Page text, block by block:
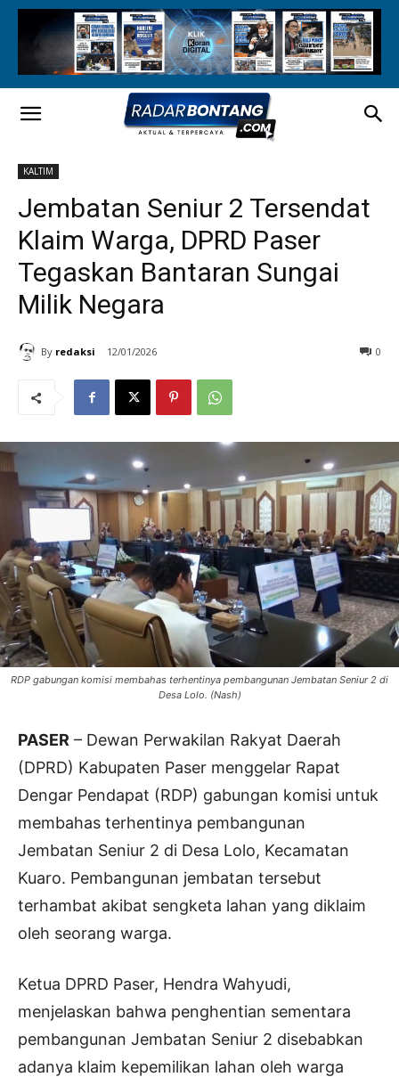
KALTIM
Jembatan Seniur 2 Tersendat
Klaim Warga, DPRD Paser
Tegaskan Bantaran Sungai
Milik Negara
By redaksi 12/01/2026 0
RDP gabungan komisi membahas terhentinya pembangunan Jembatan Seniur 2 di
Desa Lolo. (Nash)
PASER – Dewan Perwakilan Rakyat Daerah
(DPRD) Kabupaten Paser menggelar Rapat
Dengar Pendapat (RDP) gabungan komisi untuk
membahas terhentinya pembangunan
Jembatan Seniur 2 di Desa Lolo, Kecamatan
Kuaro. Pembangunan jembatan tersebut
terhambat akibat sengketa lahan yang diklaim
oleh seorang warga.
Ketua DPRD Paser, Hendra Wahyudi,
menjelaskan bahwa penghentian sementara
pembangunan Jembatan Seniur 2 disebabkan
adanya klaim kepemilikan lahan oleh warga